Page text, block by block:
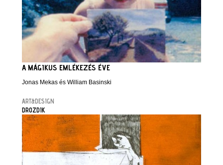
A MÁGIKUS EMLÉKEZÉS ÉVE
Jonas Mekas és William Basinski
ART&DESIGN
DROZDIK